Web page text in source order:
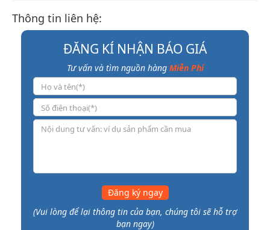
Thông tin liên hệ:
ĐĂNG KÍ NHẬN BÁO GIÁ
Tư vấn và tìm nguồn hàng Miễn Phí
Đăng ký ngay
(Vui lòng để lại thông tin của bạn, chúng tôi sẽ hỗ trợ
bạn ngay)